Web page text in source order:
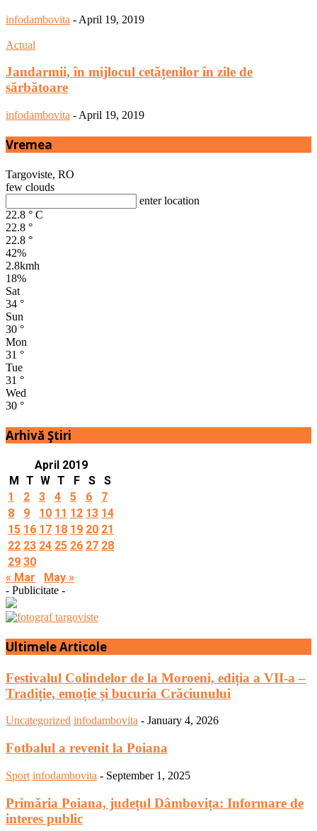
infodambovita - April 19, 2019
Actual
Jandarmii, în mijlocul cetățenilor în zile de
sărbătoare
infodambovita - April 19, 2019
Vremea
Targoviste, RO
few clouds
enter location
22.8 ° C
22.8 °
22.8 °
42%
2.8kmh
18%
Sat
34 °
Sun
30 °
Mon
31 °
Tue
31 °
Wed
30 °
Arhivă Ştiri
April 2019
M T W T F S
S
1
2 3 4 5 6
7
8
9 10 11 12 13 14
15 16 17 18 19 20 21
22 23 24 25 26 27 28
29 30
« Mar
May »
- Publicitate -
Ultimele Articole
Festivalul Colindelor de la Moroeni, ediția a VII-a –
Tradiție, emoție și bucuria Crăciunului
Uncategorized infodambovita - January 4, 2026
Fotbalul a revenit la Poiana
Sport infodambovita - September 1, 2025
Primăria Poiana, județul Dâmbovița: Informare de
interes public